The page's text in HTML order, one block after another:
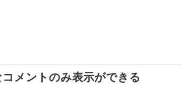
メントのみ表示ができる